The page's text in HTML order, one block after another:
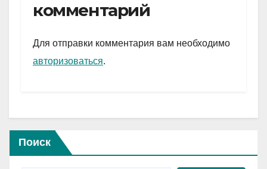
a
m
A
p
и
комментарий
Для отправки комментария вам необходимо
авторизоваться.
Поиск